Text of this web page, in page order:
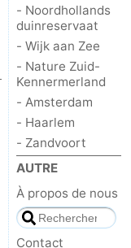
- Noordhollands
duinreservaat
- Wijk aan Zee
- Nature Zuid-
Kennermerland
- Amsterdam
- Haarlem
- Zandvoort
AUTRE
À propos de nous
Contact